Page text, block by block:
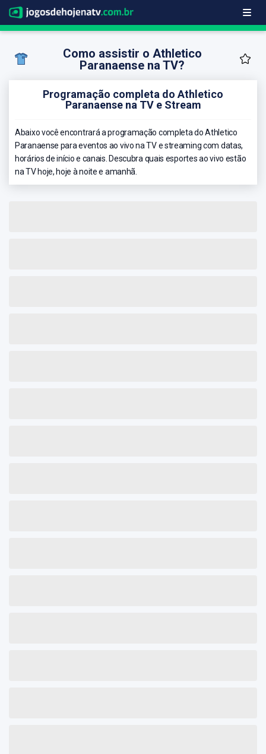
Como assistir o Athletico
Paranaense na TV?
Programação completa do Athletico
Paranaense na TV e Stream
Abaixo você encontrará a programação completa do Athletico
Paranaense para eventos ao vivo na TV e streaming com datas,
horários de início e canais. Descubra quais esportes ao vivo estão
na TV hoje, hoje à noite e amanhã.